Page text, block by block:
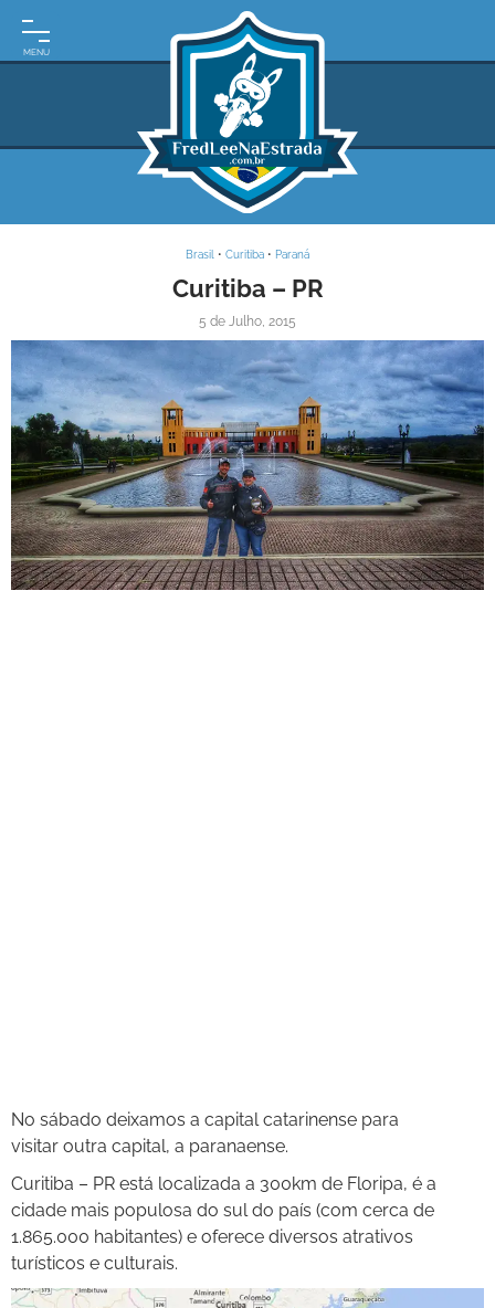
INÍCIO
FRASES
DE
VIAGEM
MAPAS
RODOVIÁRIOS
E-
BOOK
VÍDEOS
Brasil • Curitiba • Paraná
Curitiba – PR
5 de Julho, 2015
No sábado deixamos a capital catarinense para
visitar outra capital, a paranaense.
Curitiba – PR está localizada a 300km de Floripa, é a
cidade mais populosa do sul do país (com cerca de
1.865.000 habitantes) e oferece diversos atrativos
turísticos e culturais.